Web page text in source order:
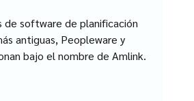
de software de planificación
antiguas, Peopleware y
bajo el nombre de Amlink.